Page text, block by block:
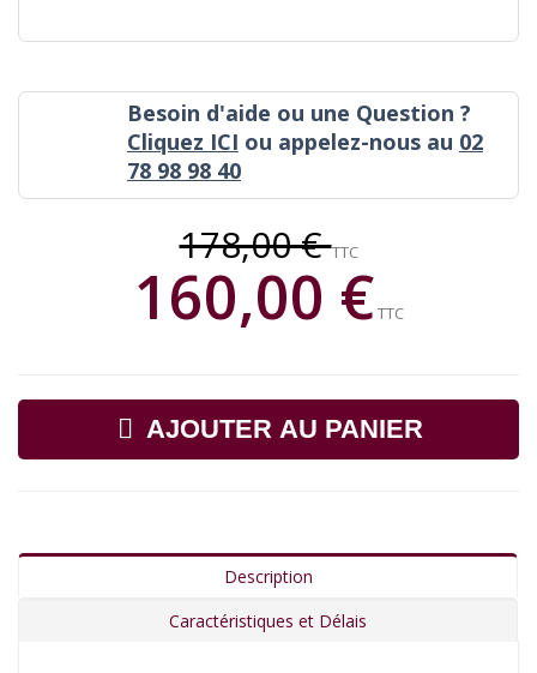
Besoin d'aide ou une Question ?
Cliquez ICI ou appelez-nous au 02
78 98 98 40
178,00 €TTC
160,00 €TTC
AJOUTER AU PANIER
Description
Caractéristiques et Délais